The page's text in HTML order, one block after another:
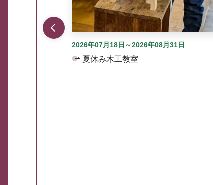
2026年07月18日～2026年08月31日
夏休み木工教室